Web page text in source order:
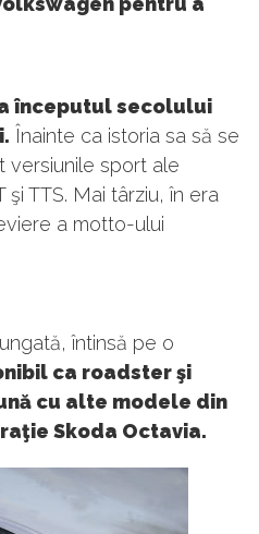
începutul secolului
Înainte ca istoria sa să se
versiunile sport ale
TTS. Mai târziu, în era
a motto-ului
întinsă pe o
ca roadster şi
cu alte modele din
Skoda Octavia.